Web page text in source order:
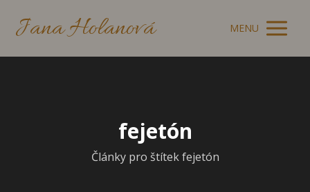
Jana Holanová MENU
fejetón
Články pro štítek fejetón